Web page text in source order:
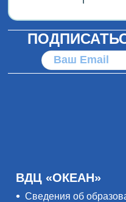
ВДЦ «ОКЕАН»
Сведения об